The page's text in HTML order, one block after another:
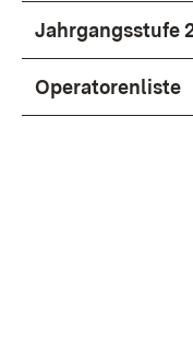
Jahr­gangs­stu­fe
Ope­ra­to­ren­lis­te